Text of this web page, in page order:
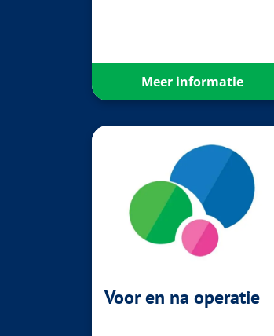
Meer informatie
Voor en na operatie